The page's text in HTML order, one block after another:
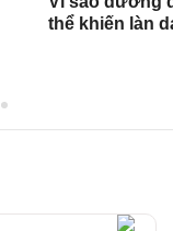
thể khiến làn